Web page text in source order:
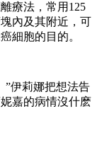
療法，常用125
內及其附近，可
細胞的目的。
”伊莉娜把想法告
嘉的病情沒什麽